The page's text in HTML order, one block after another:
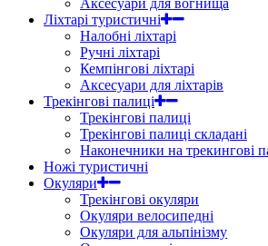
Аксесуари для вогнища
Ліхтарі туристичні
Налобні ліхтарі
Ручні ліхтарі
Кемпінгові ліхтарі
Аксесуари для ліхтарів
Трекінгові палиці
Трекінгові палиці
Трекінгові палиці складані
Наконечники на трекингові
Ножі туристичні
Окуляри
Трекінгові окуляри
Окуляри велосипедні
Окуляри для альпінізму